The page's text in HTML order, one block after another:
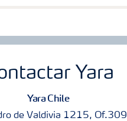
Yara
Yara Chile
de Valdivia 1215, Of.309